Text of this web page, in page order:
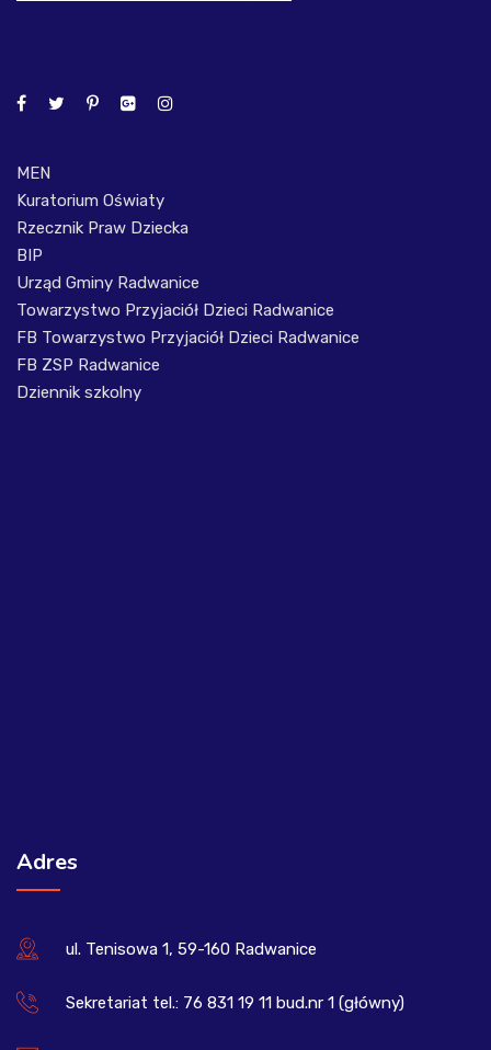
MEN
Kuratorium Oświaty
Rzecznik Praw Dziecka
BIP
Urząd Gminy Radwanice
Towarzystwo Przyjaciół Dzieci Radwanice
FB Towarzystwo Przyjaciół Dzieci Radwanice
FB ZSP Radwanice
Dziennik szkolny
Adres
ul. Tenisowa 1, 59-160 Radwanice
Sekretariat tel.: 76 831 19 11 bud.nr 1 (główny)